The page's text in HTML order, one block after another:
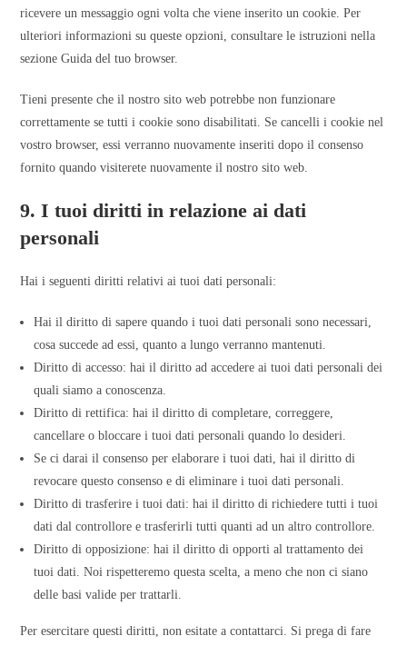
ricevere un messaggio ogni volta che viene inserito un cookie. Per
ulteriori informazioni su queste opzioni, consultare le istruzioni nella
sezione Guida del tuo browser.
Tieni presente che il nostro sito web potrebbe non funzionare
correttamente se tutti i cookie sono disabilitati. Se cancelli i cookie nel
vostro browser, essi verranno nuovamente inseriti dopo il consenso
fornito quando visiterete nuovamente il nostro sito web.
9. I tuoi diritti in relazione ai dati
personali
Hai i seguenti diritti relativi ai tuoi dati personali:
Hai il diritto di sapere quando i tuoi dati personali sono necessari,
cosa succede ad essi, quanto a lungo verranno mantenuti.
Diritto di accesso: hai il diritto ad accedere ai tuoi dati personali dei
quali siamo a conoscenza.
Diritto di rettifica: hai il diritto di completare, correggere,
cancellare o bloccare i tuoi dati personali quando lo desideri.
Se ci darai il consenso per elaborare i tuoi dati, hai il diritto di
revocare questo consenso e di eliminare i tuoi dati personali.
Diritto di trasferire i tuoi dati: hai il diritto di richiedere tutti i tuoi
dati dal controllore e trasferirli tutti quanti ad un altro controllore.
Diritto di opposizione: hai il diritto di opporti al trattamento dei
tuoi dati. Noi rispetteremo questa scelta, a meno che non ci siano
delle basi valide per trattarli.
Per esercitare questi diritti, non esitate a contattarci. Si prega di fare